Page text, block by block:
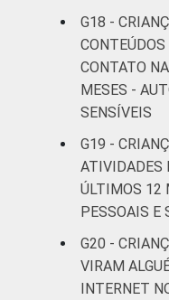
G18 -
CONTATO
MESES -
SENSÍVEIS
G19 -
ATIVIDADES
ÚLTIMOS 12
PESSOAIS E
G20 -
VIRAM
INTERNET